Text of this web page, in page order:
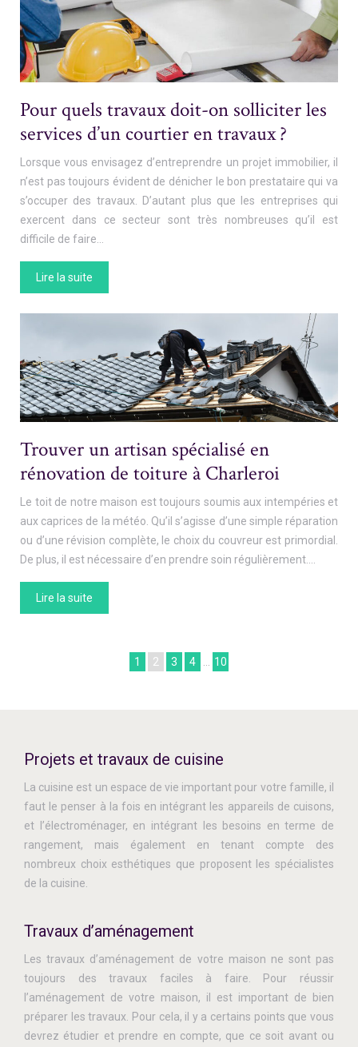
Pour quels travaux doit-on solliciter les
services d’un courtier en travaux ?
Lorsque vous envisagez d’entreprendre un projet immobilier, il
n’est pas toujours évident de dénicher le bon prestataire qui va
s’occuper des travaux. D’autant plus que les entreprises qui
exercent dans ce secteur sont très nombreuses qu’il est
difficile de faire…
Lire la suite
Trouver un artisan spécialisé en
rénovation de toiture à Charleroi
Le toit de notre maison est toujours soumis aux intempéries et
aux caprices de la météo. Qu’il s’agisse d’une simple réparation
ou d’une révision complète, le choix du couvreur est primordial.
De plus, il est nécessaire d’en prendre soin régulièrement….
Lire la suite
1 2 3 4 … 10
Projets et travaux de cuisine
La cuisine est un espace de vie important pour votre famille, il
faut le penser à la fois en intégrant les appareils de cuisons,
et l’électroménager, en intégrant les besoins en terme de
rangement, mais également en tenant compte des
nombreux choix esthétiques que proposent les spécialistes
de la cuisine.
Travaux d’aménagement
Les travaux d’aménagement de votre maison ne sont pas
toujours des travaux faciles à faire. Pour réussir
l’aménagement de votre maison, il est important de bien
préparer les travaux. Pour cela, il y a certains points que vous
devrez étudier et prendre en compte, que ce soit avant ou